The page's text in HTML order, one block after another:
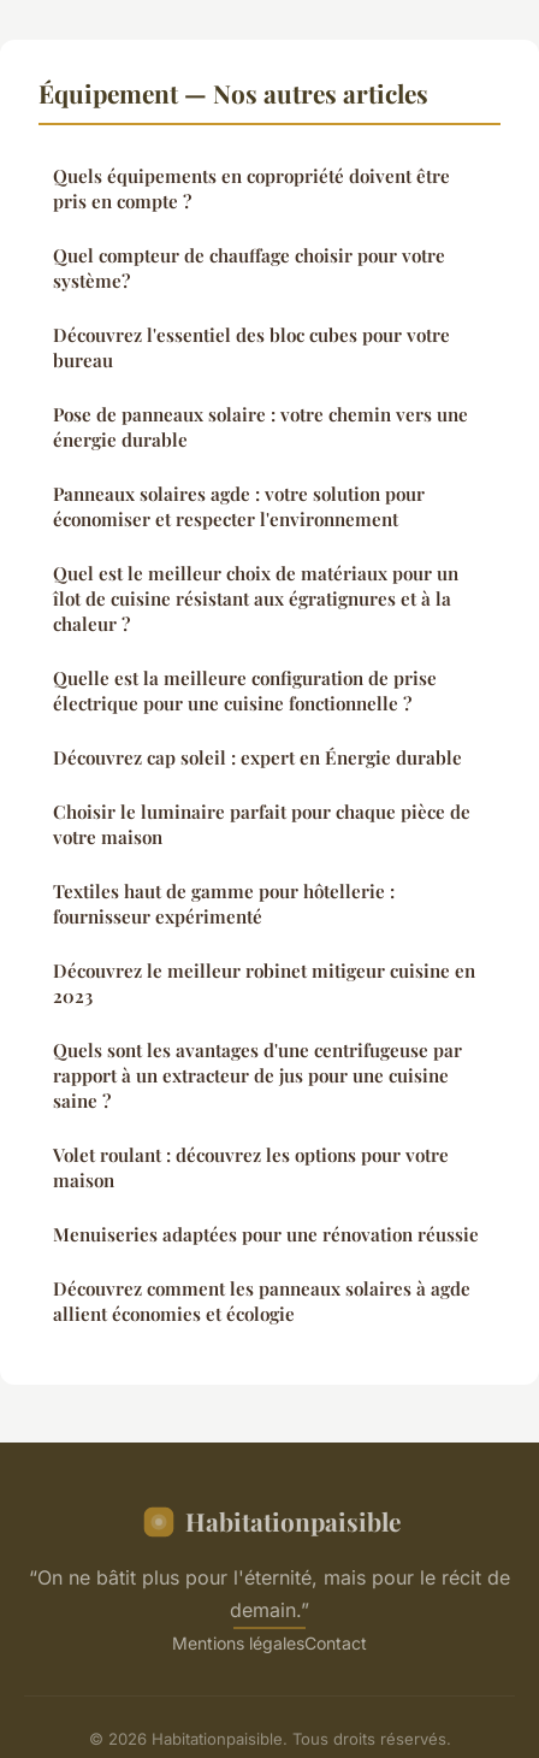
Équipement — Nos autres articles
Quels équipements en copropriété doivent être
pris en compte ?
Quel compteur de chauffage choisir pour votre
système?
Découvrez l'essentiel des bloc cubes pour votre
bureau
Pose de panneaux solaire : votre chemin vers une
énergie durable
Panneaux solaires agde : votre solution pour
économiser et respecter l'environnement
Quel est le meilleur choix de matériaux pour un
îlot de cuisine résistant aux égratignures et à la
chaleur ?
Quelle est la meilleure configuration de prise
électrique pour une cuisine fonctionnelle ?
Découvrez cap soleil : expert en Énergie durable
Choisir le luminaire parfait pour chaque pièce de
votre maison
Textiles haut de gamme pour hôtellerie :
fournisseur expérimenté
Découvrez le meilleur robinet mitigeur cuisine en
2023
Quels sont les avantages d'une centrifugeuse par
rapport à un extracteur de jus pour une cuisine
saine ?
Volet roulant : découvrez les options pour votre
maison
Menuiseries adaptées pour une rénovation réussie
Découvrez comment les panneaux solaires à agde
allient économies et écologie
Habitationpaisible
“On ne bâtit plus pour l'éternité, mais pour le récit de
demain.”
Mentions légalesContact
© 2026 Habitationpaisible. Tous droits réservés.